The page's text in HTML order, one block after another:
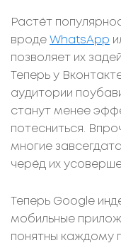
Растёт
вроде WhatsApp
позволяет их
Теперь у
аудитории
станут менее
потесниться.
многие
черёд их
Теперь Google
мобильные
понятны каждому